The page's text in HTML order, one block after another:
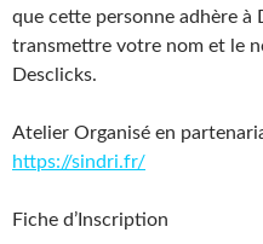
que cette personne adhère
transmettre votre nom et le
Desclicks.
Atelier Organisé en
https://sindri.fr/
Fiche d’Inscription